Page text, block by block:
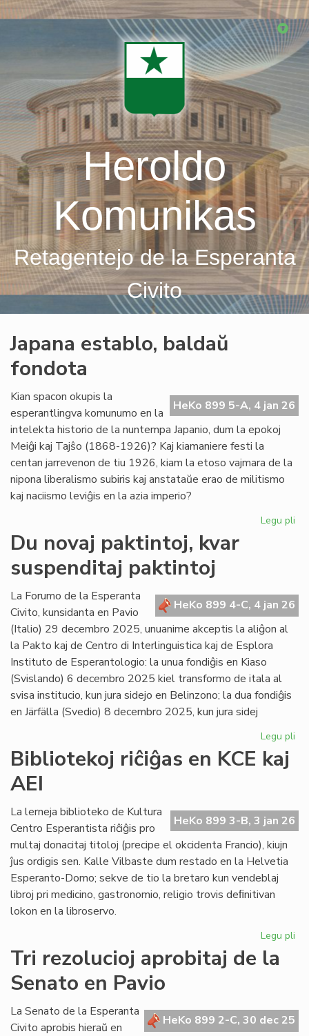
Skip
Heroldo
Komunikas
Retagentejo de la Esperanta
Civito
Japana establo, baldaŭ
fondota
HeKo 899 5-A, 4 jan 26
Kian spacon okupis la
esperantlingva komunumo en la
intelekta historio de la nuntempa Japanio, dum la epokoj
Meiĝi kaj Tajŝo (1868-1926)? Kaj kiamaniere festi la
centan jarrevenon de tiu 1926, kiam la etoso vajmara de la
nipona liberalismo subiris kaj anstataŭe erao de militismo
kaj naciismo leviĝis en la azia imperio?
Legu pli
Du novaj paktintoj, kvar
suspenditaj paktintoj
HeKo 899 4-C, 4 jan 26
La Forumo de la Esperanta
Civito, kunsidanta en Pavio
(Italio) 29 decembro 2025, unuanime akceptis la aliĝon al
la Pakto kaj de Centro di Interlinguistica kaj de Esplora
Instituto de Esperantologio: la unua fondiĝis en Kiaso
(Svislando) 6 decembro 2025 kiel transformo de itala al
svisa institucio, kun jura sidejo en Belinzono; la dua fondiĝis
en Järfälla (Svedio) 8 decembro 2025, kun jura sidej
Legu pli
Bibliotekoj riĉiĝas en KCE kaj
AEI
HeKo 899 3-B, 3 jan 26
La lerneja biblioteko de Kultura
Centro Esperantista riĉiĝis pro
multaj donacitaj titoloj (precipe el okcidenta Francio), kiujn
ĵus ordigis sen. Kalle Vilbaste dum restado en la Helvetia
Esperanto-Domo; sekve de tio la bretaro kun vendeblaj
libroj pri medicino, gastronomio, religio trovis deﬁnitivan
lokon en la libroservo.
Legu pli
kaj
Tri rezolucioj aprobitaj de la
Senato en Pavio
HeKo 899 2-C, 30 dec 25
La Senato de la Esperanta
Civito aprobis hieraŭ en